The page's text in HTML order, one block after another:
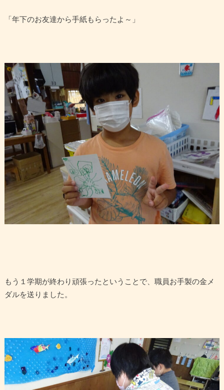
「年下のお友達から手紙もらったよ～」
もう１学期が終わり頑張ったということで、職員お手製の金メ
ダルを送りました。